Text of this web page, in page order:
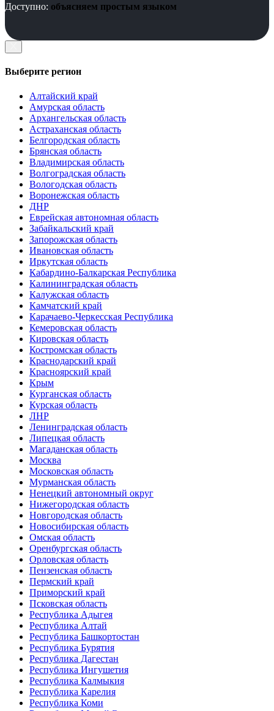
Доступно: объясняем простым языком
Выберите регион
Алтайский край
Амурская область
Архангельская область
Астраханская область
Белгородская область
Брянская область
Владимирская область
Волгоградская область
Вологодская область
Воронежская область
ДНР
Еврейская автономная область
Забайкальский край
Запорожская область
Ивановская область
Иркутская область
Кабардино-Балкарская Республика
Калининградская область
Калужская область
Камчатский край
Карачаево-Черкесская Республика
Кемеровская область
Кировская область
Костромская область
Краснодарский край
Красноярский край
Крым
Курганская область
Курская область
ЛНР
Ленинградская область
Липецкая область
Магаданская область
Москва
Московская область
Мурманская область
Ненецкий автономный округ
Нижегородская область
Новгородская область
Новосибирская область
Омская область
Оренбургская область
Орловская область
Пензенская область
Пермский край
Приморский край
Псковская область
Республика Адыгея
Республика Алтай
Республика Башкортостан
Республика Бурятия
Республика Дагестан
Республика Ингушетия
Республика Калмыкия
Республика Карелия
Республика Коми